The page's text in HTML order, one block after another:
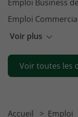
Voir plus
Emploi Business
Emploi
Emploi Conseiller
Emploi Chargé
Emploi Chargé
Voir toutes les
Accueil Emploi